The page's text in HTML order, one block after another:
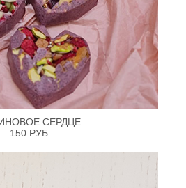
СЕРДЦЕ
150 РУБ.